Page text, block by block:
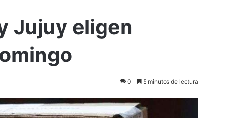
Jujuy eligen
0 5 minutos de lectura